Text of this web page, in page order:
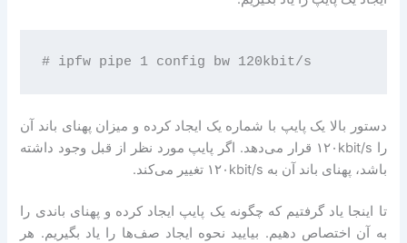
دستور بالا یک پایپ با شماره یک ایجاد کرده و میزان پهنای باند آن
را ۱۲۰kbit/s قرار می‌دهد. اگر پایپ مورد نظر از قبل وجود داشته
باشد، پهنای باند آن به ۱۲۰kbit/s تغییر می‌کند.
تا اینجا یاد گرفتیم که چگونه یک پایپ ایجاد کرده و پهنای باندی را
به آن اختصاص دهیم. بیایید نحوه ایجاد صف‌ها را یاد بگیریم. هر